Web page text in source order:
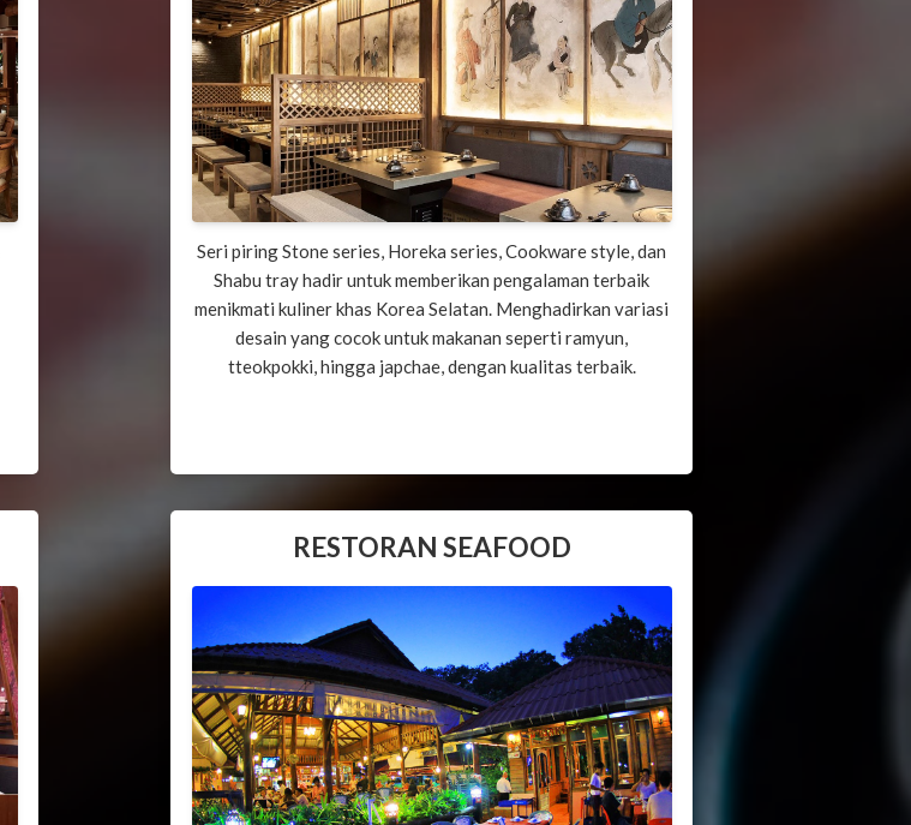
Seri piring Stone series, Horeka series, Cookware style, dan
Shabu tray hadir untuk memberikan pengalaman terbaik
menikmati kuliner khas Korea Selatan. Menghadirkan variasi
desain yang cocok untuk makanan seperti ramyun,
tteokpokki, hingga japchae, dengan kualitas terbaik.
RESTORAN SEAFOOD